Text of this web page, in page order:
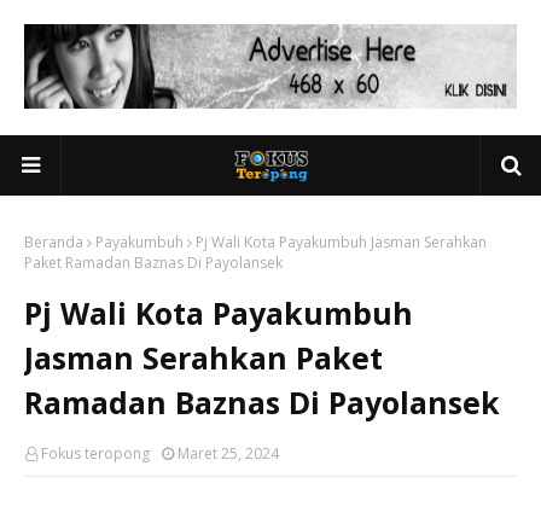
Beranda Payakumbuh
Pj Wali Kota Payakumbuh Jasman Serahkan
Paket Ramadan Baznas Di Payolansek
Pj Wali Kota Payakumbuh
Jasman Serahkan Paket
Ramadan Baznas Di Payolansek
Fokus teropong Maret 25, 2024